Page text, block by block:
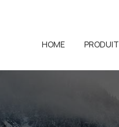
HOME